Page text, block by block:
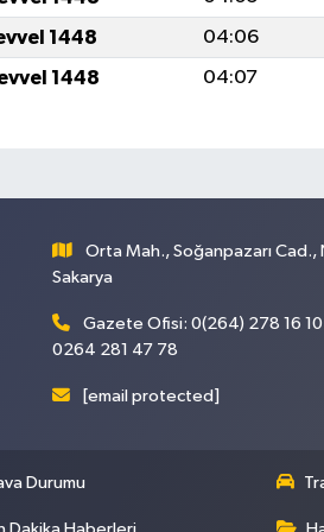
1448
04:06
1448
04:07
Orta Mah., Soğanpazarı Cad.,
Sakarya
Gazete Ofisi: 0(264) 278 16
0264 281 47 78
[email protected]
Durumu